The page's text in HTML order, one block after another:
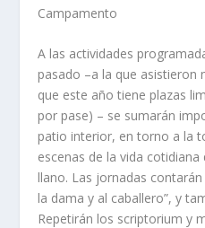
Campamento
A las actividades
pasado –a la que asistieron
que este año tiene plazas
por pase) – se sumarán
patio interior, en torno a la
escenas de la vida
llano. Las jornadas
la dama y al caballero”, y
Repetirán los scriptorium y